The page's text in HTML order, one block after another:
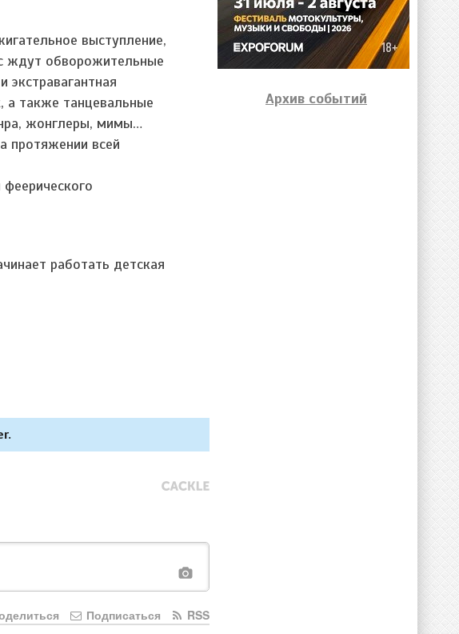
выступление,
ждут обворожительные
а также танцевальные
жонглеры, мимы…
протяжении всей
работать детская
RSS
Подписаться
Архив событий